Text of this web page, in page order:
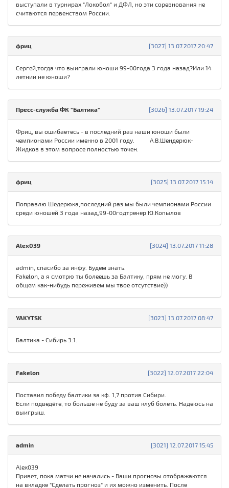
выступали в турнирах "Локобол" и ДФЛ, но эти соревнования не
считаются первенством России.
[3027] 13.07.2017 20:47
фриц
Сергей,тогда что выиграли юноши 99-00года 3 года назад?Или 14
летнии не юноши?
[3026] 13.07.2017 19:24
Пресс-служба ФК "Балтика"
Фриц, вы ошибаетесь - в последний раз наши юноши были
чемпионами России именно в 2001 году. А.В.Шендерюк-
Жидков в этом вопросе полностью точен.
[3025] 13.07.2017 15:14
фриц
Поправлю Шедерюка,последний раз мы были чемпионами России
среди юношей 3 года назад,99-00годтренер Ю.Копылов
[3024] 13.07.2017 11:28
Alex039
admin, спасибо за инфу. Будем знать.
Fakelon, а я смотрю ты болеешь за Балтику, прям не могу. В
общем как-нибудь переживем мы твое отсутствие))
[3023] 13.07.2017 08:47
YAKYTSK
Балтика - Сибирь 3:1.
[3022] 12.07.2017 22:04
Fakelon
Поставил победу балтики за кф. 1,7 против Сибири.
Если подведёте, то больше не буду за ваш клуб болеть. Надеюсь на
выигрыш.
[3021] 12.07.2017 15:45
admin
Alex039
Привет, пока матчи не начались - Ваши прогнозы отображаются
на вкладке "Сделать прогноз" и их можно изменить. После